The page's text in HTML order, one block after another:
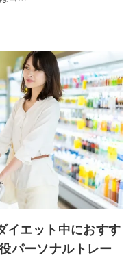
イエット中におすす
パーソナルトレー